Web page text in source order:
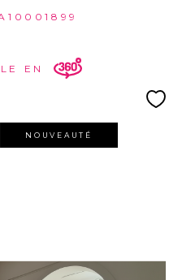
EN
NOUVEAUTÉ